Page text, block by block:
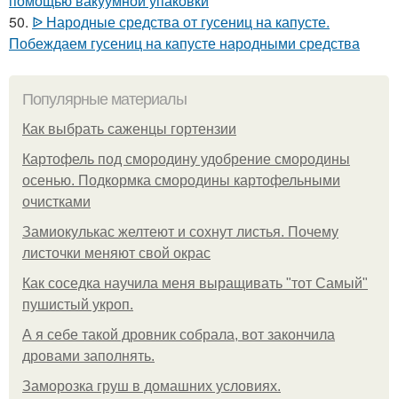
50. ᐉ Народные средства от гусениц на капусте.
Побеждаем гусениц на капусте народными средства
Популярные материалы
Как выбрать саженцы гортензии
Картофель под смородину удобрение смородины
осенью. Подкормка смородины картофельными
очистками
Замиокулькас желтеют и сохнут листья. Почему
листочки меняют свой окрас
Как соседка научила меня выращивать "тот Самый"
пушистый укроп.
А я себе такой дровник собрала, вот закончила
дровами заполнять.
Заморозка груш в домашних условиях.